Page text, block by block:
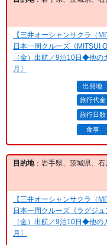
【三井オーシャンサクラ（
日本一周クルーズ《MITSUI
（金）出航／9泊10日◆他
月〕
出発地
旅行代金
旅行日数
食事
目的地：岩手県、茨城県、
【三井オーシャンサクラ（
日本一周クルーズ《ラグジ
（金）出航／9泊10日◆他
月〕